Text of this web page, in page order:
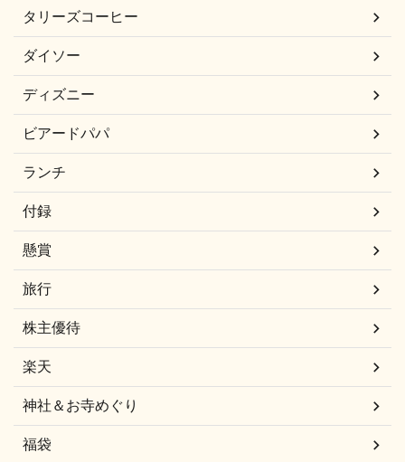
タリーズコーヒー
ダイソー
ディズニー
ビアードパパ
ランチ
付録
懸賞
旅行
株主優待
楽天
神社＆お寺めぐり
福袋